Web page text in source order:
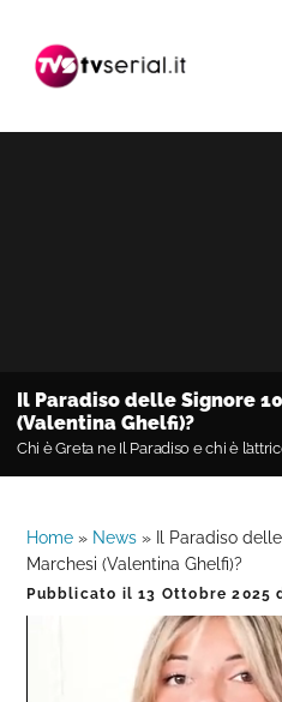
navigazione
contenuto
barra
primaria
Il Paradiso delle Signore
(Valentina Ghelfi)?
Chi è Greta ne Il Paradiso e chi è
Home » News »
Il Paradiso
Marchesi (Valentina Ghelfi)?
Pubblicato il13 Ottobre 2025